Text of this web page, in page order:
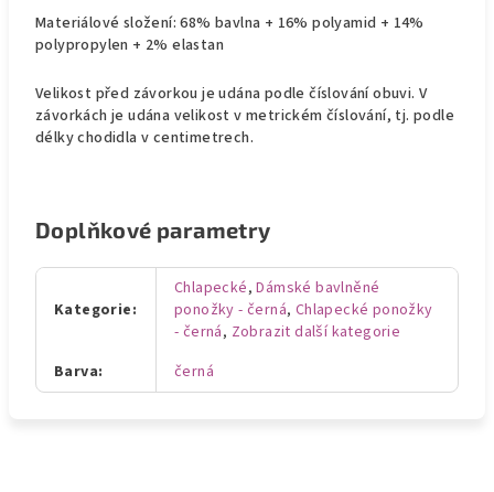
Materiálové složení: 68% bavlna + 16% polyamid + 14%
polypropylen + 2% elastan
Velikost před závorkou je udána podle číslování obuvi. V
závorkách je udána velikost v metrickém číslování, tj. podle
délky chodidla v centimetrech.
Doplňkové parametry
Kategorie:
Chlapecké,Dámské bavlněné
ponožky - černá, Chlapecké ponožky
- černá, Zobrazit další kategorie
Barva: černá